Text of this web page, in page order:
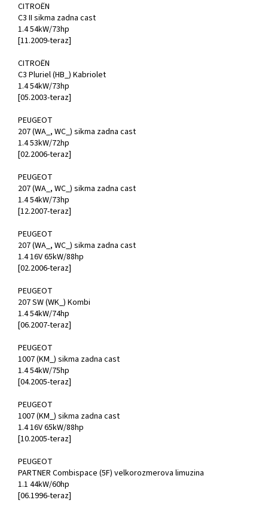
CITROËN
C3 II sikma zadna cast
1.4 54kW/73hp
[11.2009-teraz]
CITROËN
C3 Pluriel (HB_) Kabriolet
1.4 54kW/73hp
[05.2003-teraz]
PEUGEOT
207 (WA_, WC_) sikma zadna cast
1.4 53kW/72hp
[02.2006-teraz]
PEUGEOT
207 (WA_, WC_) sikma zadna cast
1.4 54kW/73hp
[12.2007-teraz]
PEUGEOT
207 (WA_, WC_) sikma zadna cast
1.4 16V 65kW/88hp
[02.2006-teraz]
PEUGEOT
207 SW (WK_) Kombi
1.4 54kW/74hp
[06.2007-teraz]
PEUGEOT
1007 (KM_) sikma zadna cast
1.4 54kW/75hp
[04.2005-teraz]
PEUGEOT
1007 (KM_) sikma zadna cast
1.4 16V 65kW/88hp
[10.2005-teraz]
PEUGEOT
PARTNER Combispace (5F) velkorozmerova limuzina
1.1 44kW/60hp
[06.1996-teraz]